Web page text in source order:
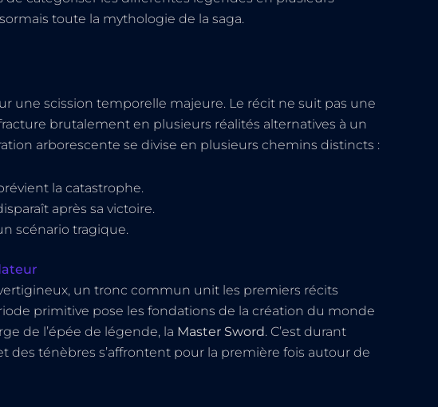
toute la mythologie de la saga.
une scission temporelle majeure. Le récit ne suit pas une
brutalement en plusieurs réalités alternatives à un
arborescente se divise en plusieurs chemins distincts :
la catastrophe.
après sa victoire.
scénario tragique.
un tronc commun unit les premiers récits
primitive pose les fondations de la création du monde
de l’épée de légende, la Master Sword. C’est durant
des ténèbres s’affrontent pour la première fois autour de